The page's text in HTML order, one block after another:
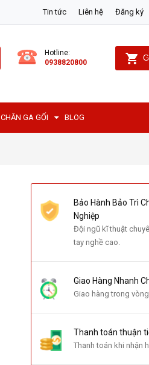
Tin tức Liên hệ Đăng ký
Hotline:
0938820800
CHĂN GA GỐI BLOG
Bảo Hành Bảo Trì
Nghiệp
Đội ngũ kĩ thuật
tay nghề cao.
Giao Hàng Nhanh
Giao hàng trong
Thanh toán thuận
Thanh toán khi nhận